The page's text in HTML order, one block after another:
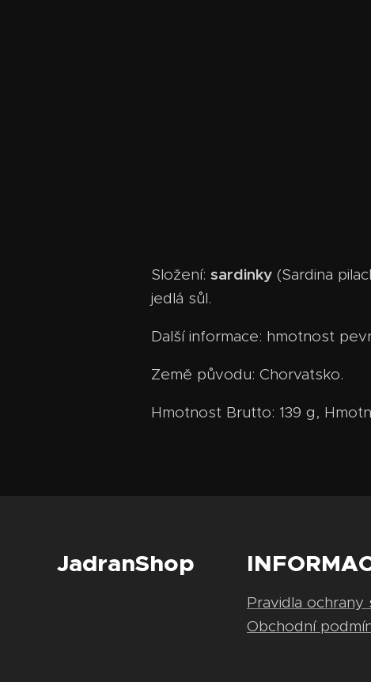
Složení: sardinky(Sardina
jedlá sůl.
Další informace: hmotnost
Země původu: Chorvatsko.
Hmotnost Brutto: 139 g,
JadranShop
Pravidla ochrany
Obchodní